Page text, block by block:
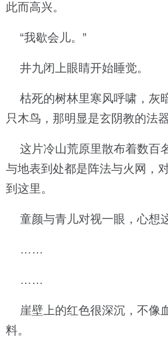
此而高兴。
“我歇会儿。”
井九闭上眼睛开始睡觉。
枯死的树林里寒风呼啸，灰
只木鸟，那明显是玄阴教的法器
这片冷山荒原里散布着数百
与地表到处都是阵法与火网，
到这里。
童颜与青儿对视一眼，心想
……
……
崖壁上的红色很深沉，不像
料。